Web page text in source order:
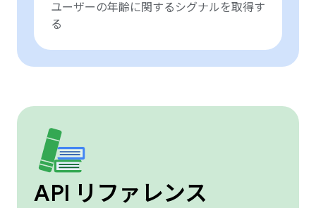
ユーザーの年齢に関するシグナルを取得す
る
API リファレンス